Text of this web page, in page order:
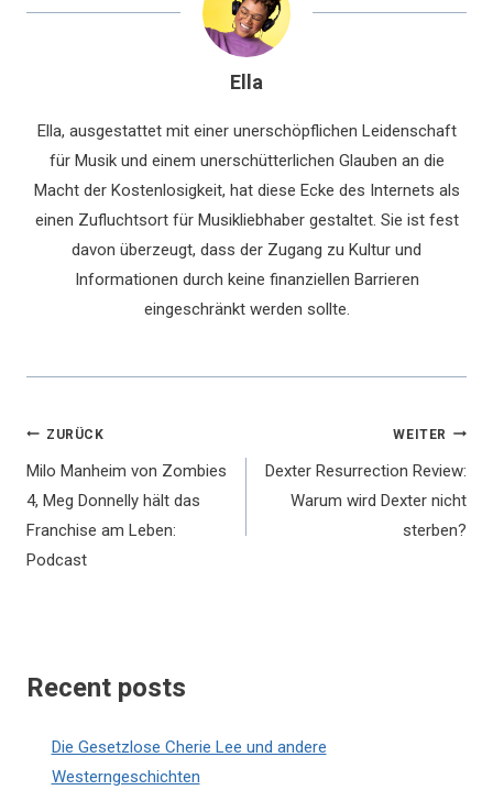
Ella
Ella, ausgestattet mit einer unerschöpflichen Leidenschaft
für Musik und einem unerschütterlichen Glauben an die
Macht der Kostenlosigkeit, hat diese Ecke des Internets als
einen Zufluchtsort für Musikliebhaber gestaltet. Sie ist fest
davon überzeugt, dass der Zugang zu Kultur und
Informationen durch keine finanziellen Barrieren
eingeschränkt werden sollte.
Beitragsnavigation
ZURÜCK
Milo Manheim von Zombies
4, Meg Donnelly hält das
Franchise am Leben:
Podcast
WEITER
Dexter Resurrection Review:
Warum wird Dexter nicht
sterben?
Recent posts
Die Gesetzlose Cherie Lee und andere
Westerngeschichten